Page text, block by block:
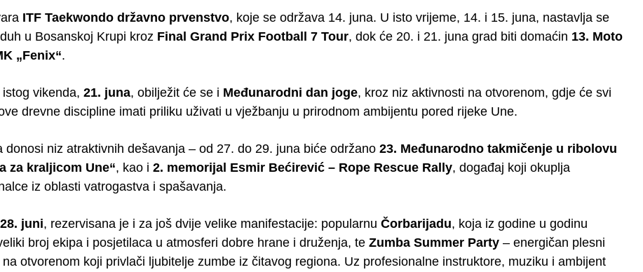
ITF Taekwondo državno prvenstvo, koje se održava 14. juna. U isto vrijeme, 14. i 15. juna, nastavlja se
u Bosanskoj Krupi kroz Final Grand Prix Football 7 Tour, dok će 20. i 21. juna grad biti domaćin 13. Moto
„Fenix“.
vikenda, 21. juna, obilježit će se i Međunarodni dan joge, kroz niz aktivnosti na otvorenom, gdje će svi
drevne discipline imati priliku uživati u vježbanju u prirodnom ambijentu pored rijeke Une.
donosi niz atraktivnih dešavanja – od 27. do 29. juna biće održano 23. Međunarodno takmičenje u ribolovu
za kraljicom Une“, kao i 2. memorijal Esmir Bećirević – Rope Rescue Rally, događaj koji okuplja
iz oblasti vatrogastva i spašavanja.
28. juni, rezervisana je i za još dvije velike manifestacije: popularnu Čorbarijadu, koja iz godine u godinu
broj ekipa i posjetilaca u atmosferi dobre hrane i druženja, te Zumba Summer Party – energičan plesni
otvorenom koji privlači ljubitelje zumbe iz čitavog regiona. Uz profesionalne instruktore, muziku i ambijent